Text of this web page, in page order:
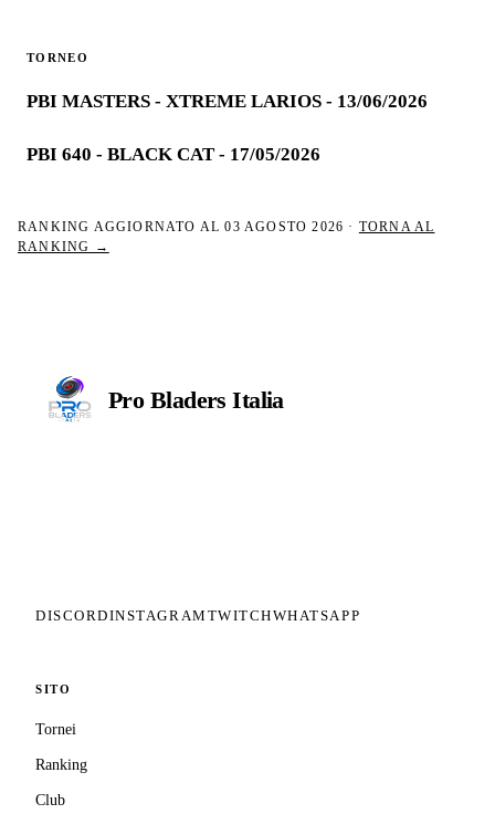
TORNEO
PBI MASTERS - XTREME LARIOS - 13/06/2026
PBI 640 - BLACK CAT - 17/05/2026
RANKING AGGIORNATO AL03 AGOSTO 2026 · TORNA AL
RANKING →
Pro BladersItalia
DISCORDINSTAGRAM TWITCHWHATSAPP
SITO
Tornei
Ranking
Club